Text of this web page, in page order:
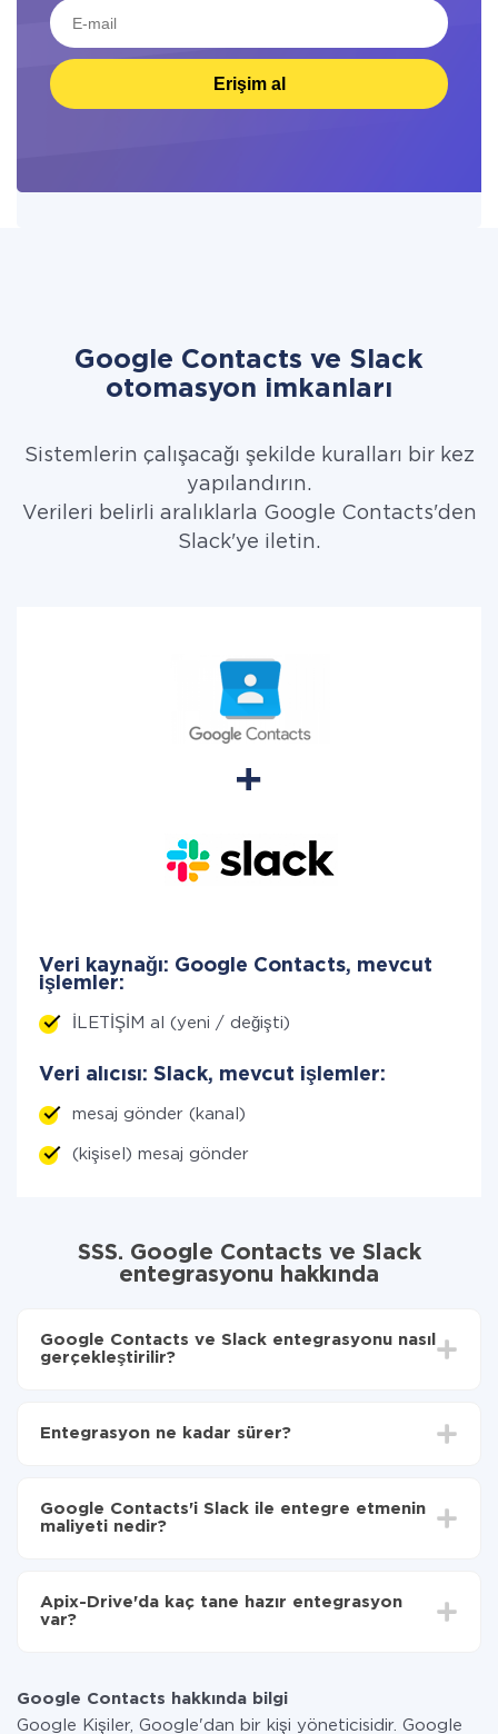
Erişim al
Google Contacts ve Slack
otomasyon imkanları
Sistemlerin çalışacağı şekilde kuralları bir kez
yapılandırın.
Verileri belirli aralıklarla Google Contacts'den
Slack'ye iletin.
Veri kaynağı: Google Contacts, mevcut
işlemler:
İLETİŞİM al (yeni / değişti)
Veri alıcısı: Slack, mevcut işlemler:
mesaj gönder (kanal)
(kişisel) mesaj gönder
SSS. Google Contacts ve Slack
entegrasyonu hakkında
Google Contacts ve Slack entegrasyonu nasıl
gerçekleştirilir?
aktarılacağını seçin
Slack'ye aktarılacaktır.
Entegrasyon ne kadar sürer?
olarak, 10-15 dakika sürer.
Google Contacts'i Slack ile entegre etmenin
maliyeti nedir?
Hizmetimiz aracılığıyla yalnızca bir sisteminizden
diğerine aktarılan veri miktarı için ödeme yaparsınız.
Apix-Drive'da kaç tane hazır entegrasyon
var?
Google Contacts hakkında bilgi
Google Kişiler, Google'dan bir kişi yöneticisidir. Google